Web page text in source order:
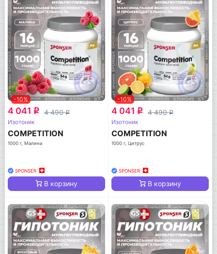
-10%
4 041 q 4 490q
Изотоник
COMPETITION
1000 г, Малина
SPONSER
В корзину
-10%
4 041 q 4 490q
Изотоник
COMPETITION
1000 г, Цитрус
SPONSER
В корзину